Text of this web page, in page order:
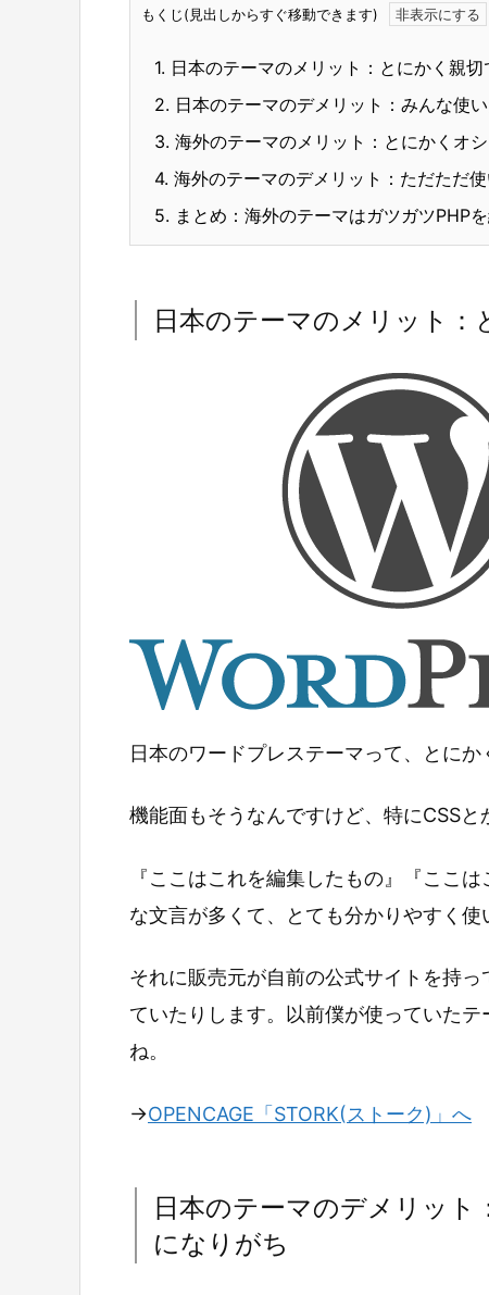
もくじ(見出しからすぐ移動できます)
1. 日本のテーマのメリット：とにかく親切
2. 日本のテーマのデメリット：みんな使
3. 海外のテーマのメリット：とにかくオ
4. 海外のテーマのデメリット：ただただ
5. まとめ：海外のテーマはガツガツPHP
日本のテーマのメリット：
日本のワードプレステーマって、とに
機能面もそうなんですけど、特にCSS
『ここはこれを編集したもの』『ここ
な文言が多くて、とても分かりやすく使
それに販売元が自前の公式サイトを持
ていたりします。以前僕が使っていた
ね。
→OPENCAGE「STORK(ストーク)」へ
日本のテーマのデメリット
になりがち